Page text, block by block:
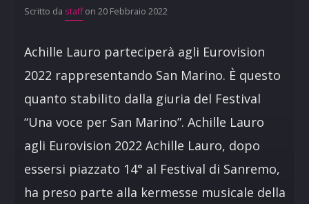
Scritto da staffon 20 Febbraio 2022
Achille Lauro parteciperà agli Eurovision
2022 rappresentando San Marino. È questo
quanto stabilito dalla giuria del Festival
“Una voce per San Marino”. Achille Lauro
agli Eurovision 2022 Achille Lauro, dopo
essersi piazzato 14° al Festival di Sanremo,
ha preso parte alla kermesse musicale della